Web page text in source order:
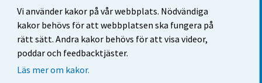
Vi använder kakor på vår webbplats. Nödvändiga
kakor behövs för att webbplatsen ska fungera på
rätt sätt. Andra kakor behövs för att visa videor,
poddar och feedbacktjäster.
Läs mer om kakor.
Användarvillkor
Dataskydd
Tillgänglighet